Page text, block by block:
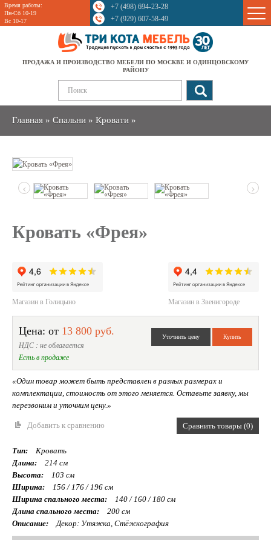
Время работы:
Пн-Сб 10-19
Вс 10-17
+7 (498) 694-23-28
+7 (929) 607-58-49
ПРОДАЖА И ПРОИЗВОДСТВО МЕБЕЛИ ПО МОСКВЕ И ОДИНЦОВСКОМУ
РАЙОНУ
Главная » Спальни » Кровати »
Sale
‹ ›
Кровать «Фрея»
Магазин в Голицыно Магазин в Звенигороде
Цена: от 13 800 руб.
НДС : не облагается
Есть в продаже
«Один товар может быть представлен в разных размерах и
комплектации, стоимость от этого меняется. Оставьте заявку, мы
перезвоним и уточним цену.»
Добавить к сравнению Сравнить товары (0)
Тип:
Кровать
Длина:
214 см
Высота:
103 см
Ширина:
156 / 176 / 196 см
Ширина спального места:
140 / 160 / 180 см
Длина спального места:
200 см
Описание:
Декор: Утяжка, Стёжкография